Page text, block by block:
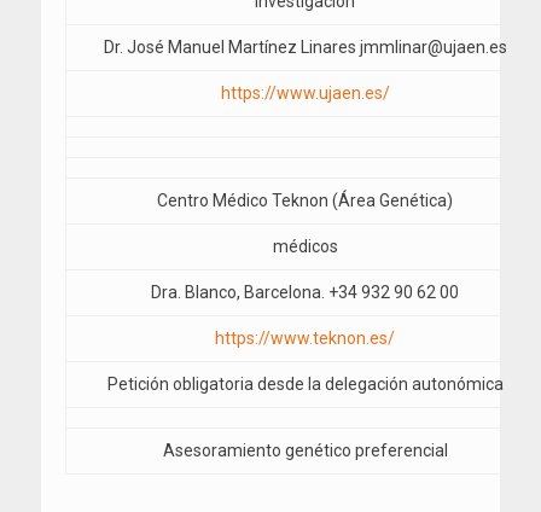
Dr. José Manuel Martínez Linares jmmlinar@ujaen.es
https://www.ujaen.es/
Centro Médico Teknon (Área Genética)
médicos
Dra. Blanco, Barcelona. +34 932 90 62 00
https://www.teknon.es/
Petición obligatoria desde la delegación autonómica
Asesoramiento genético preferencial